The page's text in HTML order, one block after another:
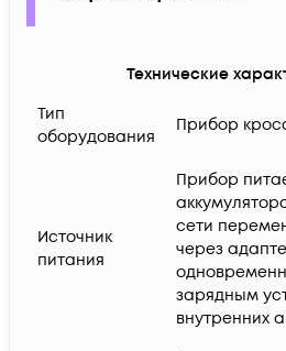
Технические
Тип
оборудования
Прибор
Источник
питания
Прибор
сети
через
зарядным
внутренних